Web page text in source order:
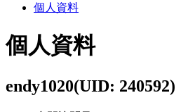
個人資料
個人資料
endy1020(UID: 240592)